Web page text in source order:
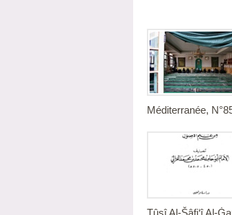
Méditerranée,
Tûsî Al-Šâfi‘î Al-